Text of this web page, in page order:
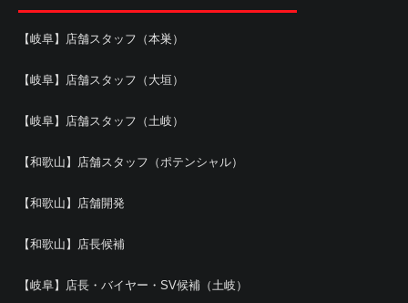
【岐阜】店舗スタッフ（本巣）
【岐阜】店舗スタッフ（大垣）
【岐阜】店舗スタッフ（土岐）
【和歌山】店舗スタッフ（ポテンシャル）
【和歌山】店舗開発
【和歌山】店長候補
【岐阜】店長・バイヤー・SV候補（土岐）